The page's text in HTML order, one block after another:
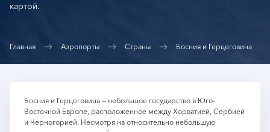
картой.
Главная Аэропорты Страны Босния и Герцеговина
Босния и Герцеговина — небольшое государство в Юго-
Восточной Европе, расположенное между Хорватией, Сербией
и Черногорией. Несмотря на относительно небольшую